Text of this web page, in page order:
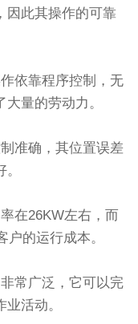
因此其操作的可靠
依靠程序控制，无
量的劳动力。
准确，其位置误差
在26KW左右，而
的运行成本。
常广泛，它可以完
活动。